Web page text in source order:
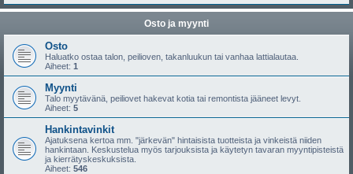
Osto ja myynti
Osto
Haluatko ostaa talon, peilioven, takanluukun tai vanhaa lattialautaa.
Aiheet: 1
Myynti
Talo myytävänä, peiliovet hakevat kotia tai remontista jääneet levyt.
Aiheet: 5
Hankintavinkit
Ajatuksena kertoa mm. "järkevän" hintaisista tuotteista ja vinkeistä niiden
hankintaan. Keskustelua myös tarjouksista ja käytetyn tavaran myyntipisteistä
ja kierrätyskeskuksista.
Aiheet: 546